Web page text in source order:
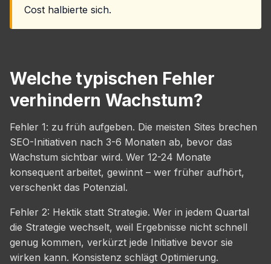
Cost halbierte sich.
Welche typischen Fehler
verhindern Wachstum?
Fehler 1: zu früh aufgeben. Die meisten Sites brechen
SEO-Initiativen nach 3-6 Monaten ab, bevor das
Wachstum sichtbar wird. Wer 12-24 Monate
konsequent arbeitet, gewinnt – wer früher aufhört,
verschenkt das Potenzial.
Fehler 2: Hektik statt Strategie. Wer in jedem Quartal
die Strategie wechselt, weil Ergebnisse nicht schnell
genug kommen, verkürzt jede Initiative bevor sie
wirken kann. Konsistenz schlägt Optimierung.